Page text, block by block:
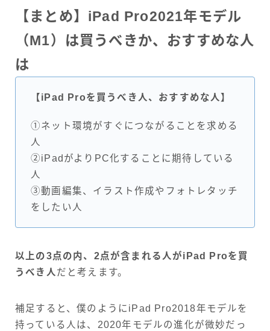
【まとめ】iPad Pro2021年モデル
（M1）は買うべきか、おすすめな人
は
【iPad Proを買うべき人、おすすめな人】
①ネット環境がすぐにつながることを求める
人
②iPadがよりPC化することに期待している
人
③動画編集、イラスト作成やフォトレタッチ
をしたい人
以上の3点の内、2点が含まれる人がiPad Proを買
うべき人 だと考えます。
補足すると、僕のようにiPad Pro2018年モデルを
持っている人は、2020年モデルの進化が微妙だっ